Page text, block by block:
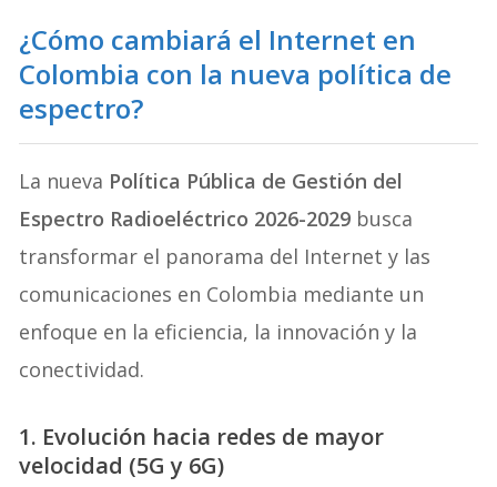
¿Cómo cambiará el Internet en
Colombia con la nueva política de
espectro?
La nueva Política Pública de Gestión del
Espectro Radioeléctrico 2026-2029 busca
transformar el panorama del Internet y las
comunicaciones en Colombia mediante un
enfoque en la eficiencia, la innovación y la
conectividad.
1. Evolución hacia redes de mayor
velocidad (5G y 6G)